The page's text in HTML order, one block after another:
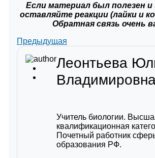
Если материал был полезен и
оставляйте реакции (лайки и
Обратная связь очень
Предыдущая
Леонтьева
Учитель биологии.
квалификационная
Почетный работник
образования РФ.